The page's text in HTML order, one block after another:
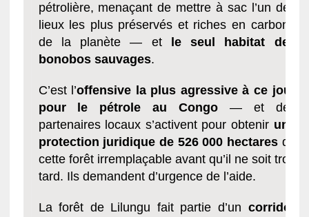
pétrolière, menaçant de mettre à sac l’un des
lieux les plus préservés et riches en carbone
de la planète — et
le seul habitat des
bonobos sauvages.
C’est l’offensive la plus agressive à ce jour
pour le pétrole au Congo — et des
partenaires locaux s’activent pour obtenir une
protection juridique de 526 000 hectaresde
cette forêt irremplaçable avant qu’il ne soit trop
tard. Ils demandent d’urgence de l’aide.
La forêt de Lilungu fait partie d’un corridor